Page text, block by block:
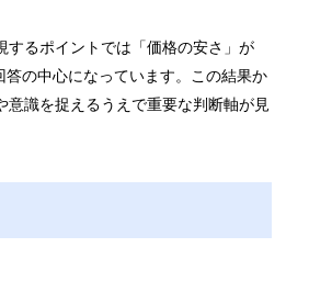
するポイントでは「価格の安さ」が
答の中心になっています。この結果か
意識を捉えるうえで重要な判断軸が見